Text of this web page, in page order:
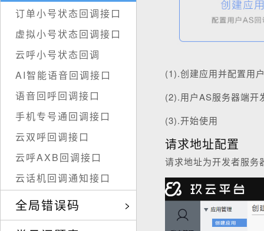
订单小号状态回调接口
虚拟小号状态回调接口
云呼小号状态回调
AI智能语音回调接口
语音回呼回调接口
手机专号通回调接口
云双呼回调接口
云呼AXB回调接口
云话机回调通知接口
全局错误码
(1).创建应用并配置用
(2).用户AS服务器端开
(3).开始使用
请求地址配置
请求地址为开发者服务